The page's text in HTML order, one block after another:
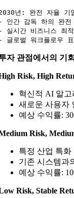
년: 완전 자율 기
인간 감독 하의 완전
실시간 비즈니스 최
자 관점에서의 기회
Risk, High
혁신적 AI 알고
새로운 사용자
예상 수익률:
Risk,
특정 산업 특화
기존 시스템과
예상 수익률:
Risk, Stable